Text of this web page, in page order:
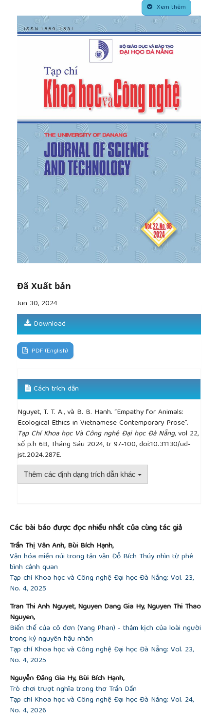
Our Posthuman Future:
Consequences of the Biotechnology Revolution.
Ho Chi Minh City: Youth Publishing House, 2013.
[8]N. Tu,River. Ho Chi Minh City: Youth Publishing
The OldSin and the monkey
vnca.cand.com.vn, April 21, 2009. [Online]. Availabe:
http://vnca.cand.com.vn/Truyen/Lao-Sin-va-khi-con-
326589/ [Accessed May 03, 2024].
[10]B. Hanh, “Sacred and mortal – Linda Le’s death
Journal of Social Sciences, Humanities and
Education,Vol. 2, pp. 41- 45, 2018.
[11]H. Thiep,The General Retires and Other
Stories,translated by G. Lockhart. Singapore:
Oxford University Press, 1993.
[12]T. T. Tu. Advise people to give up killing
, Hanoi:
Religious Publishing House, 2015.
N. Harari,
Homo Deus: A Brief History of the
Future
, London: Harper Collins Publishers, 2016.
[14] S. N. Minh,Holy night.Hanoi: Writers'
Association Publishing House, 2011.
Xem thêm
Đã Xuất bản
Jun 30, 2024
Download
PDF (English)
Cách trích dẫn
Nguyet, T. T. A., và B. B. Hanh. “Empathy for Animals:
Ecological Ethics in Vietnamese Contemporary Prose”.
Tạp Chí Khoa học Và Công nghệ Đại học Đà Nẵng, vol 22,
số p.h 6B, Tháng Sáu 2024, tr 97-100, doi:10.31130/ud-
jst.2024.287E.
Thêm các định dạng trích dẫn khác
Các bài báo được đọc nhiều nhất của cùng tác giả
Trần Thị Vân Anh, Bùi Bích Hạnh,
Văn hóa miền núi trong tản văn Đỗ Bích Thúy nhìn từ phê
bình cảnh quan
Tạp chí Khoa học và Công nghệ Đại học Đà Nẵng: Vol. 23,
No. 4, 2025
Tran Thi Anh Nguyet, Nguyen Dang Gia Hy, Nguyen Thi Thao
Nguyen,
Biến thể của cô đơn (Yang Phan) - thảm kịch của loài người
trong kỷ nguyên hậu nhân
Tạp chí Khoa học và Công nghệ Đại học Đà Nẵng: Vol. 23,
No. 4, 2025
Nguyễn Đăng Gia Hy, Bùi Bích Hạnh,
Trò chơi trượt nghĩa trong thơ Trần Dần
Tạp chí Khoa học và Công nghệ Đại học Đà Nẵng: Vol. 24,
No. 4, 2026